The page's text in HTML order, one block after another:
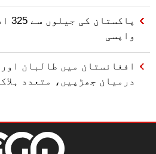
واپسی
افغانستان میں طالبان
درمیان جھڑپیں، متعدد